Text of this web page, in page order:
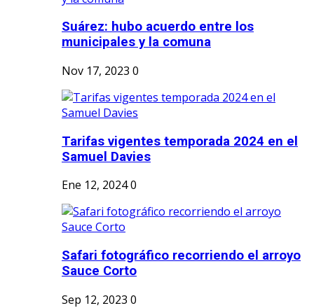
Suárez: hubo acuerdo entre los
municipales y la comuna
Nov 17, 2023 0
Tarifas vigentes temporada 2024 en el
Samuel Davies
Ene 12, 20240
Safari fotográfico recorriendo el arroyo
Sauce Corto
Sep 12, 2023 0